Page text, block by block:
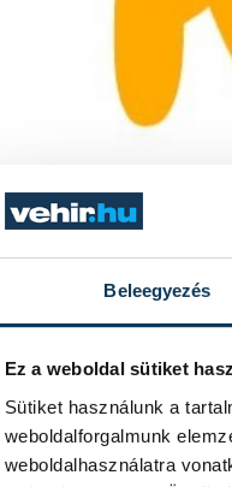
Beleegyezés
Ez a weboldal sütiket
Sütiket használunk a
weboldalforgalmunk
weboldalhasználatra